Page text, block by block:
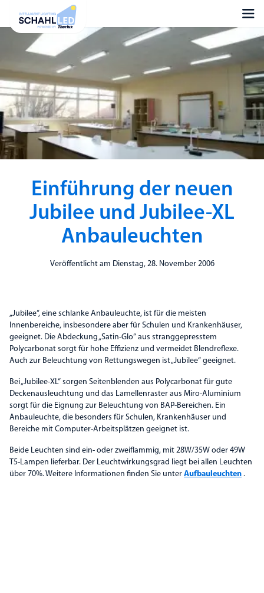
Einführung der neuen
Jubilee und Jubilee-XL
Anbauleuchten
Veröffentlicht am Dienstag, 28. November 2006
„Jubilee“, eine schlanke Anbauleuchte, ist für die meisten
Innenbereiche, insbesondere aber für Schulen und Krankenhäuser,
geeignet. Die Abdeckung „Satin-Glo“ aus stranggepresstem
Polycarbonat sorgt für hohe Effizienz und vermeidet Blendreflexe.
Auch zur Beleuchtung von Rettungswegen ist „Jubilee“ geeignet.
Bei „Jubilee-XL“ sorgen Seitenblenden aus Polycarbonat für gute
Deckenausleuchtung und das Lamellenraster aus Miro-Aluminium
sorgt für die Eignung zur Beleuchtung von BAP-Bereichen. Ein
Anbauleuchte, die besonders für Schulen, Krankenhäuser und
Bereiche mit Computer-Arbeitsplätzen geeignet ist.
Beide Leuchten sind ein- oder zweiflammig, mit 28W/35W oder 49W
T5-Lampen lieferbar. Der Leuchtwirkungsgrad liegt bei allen Leuchten
über 70%. Weitere Informationen finden Sie unter Aufbauleuchten .